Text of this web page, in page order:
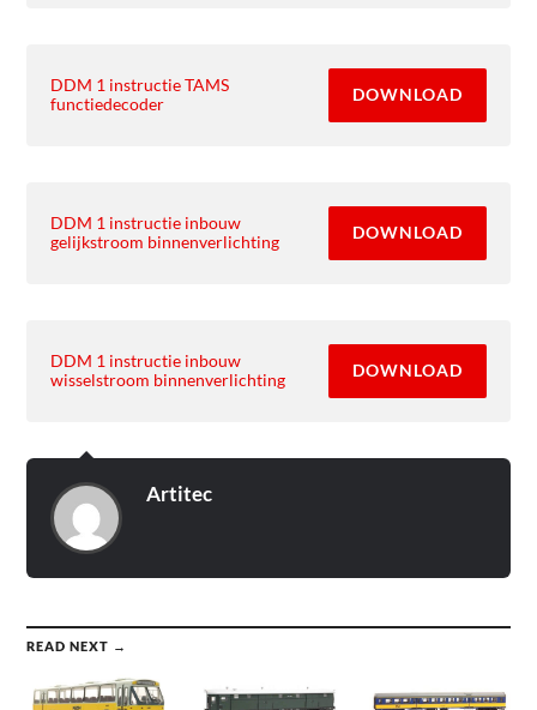
DDM 1 instructie TAMS
functiedecoder
DOWNLOAD
DDM 1 instructie inbouw
gelijkstroom binnenverlichting
DOWNLOAD
DDM 1 instructie inbouw
wisselstroom binnenverlichting
DOWNLOAD
Artitec
READ NEXT →